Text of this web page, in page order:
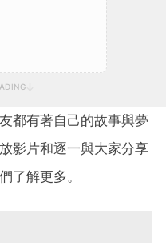
都有著自己的故事與夢
影片和逐一與大家分享
了解更多。